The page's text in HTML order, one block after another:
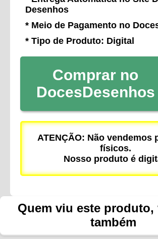
Desenhos
* Meio de Pagamento no
* Tipo de Produto: Digital
Comprar no
DocesDesenhos
ATENÇÃO: Não vendemos
físicos.
Nosso produto é
Quem viu este produto,
também